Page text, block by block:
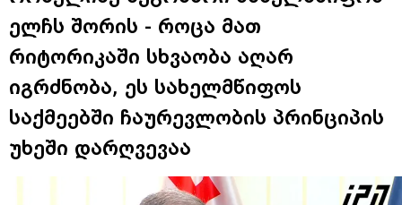
ელჩს შორის - როცა მათ
რიტორიკაში სხვაობა აღარ
იგრძნობა, ეს სახელმწიფოს
საქმეებში ჩაურევლობის პრინციპის
უხეში დარღვევაა